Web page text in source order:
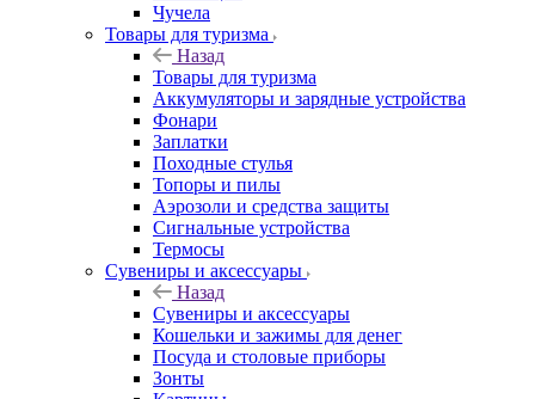
Чучела
Товары для туризма
Назад
Товары для туризма
Аккумуляторы и зарядные устройства
Фонари
Заплатки
Походные стулья
Топоры и пилы
Аэрозоли и средства защиты
Сигнальные устройства
Термосы
Сувениры и аксессуары
Назад
Сувениры и аксессуары
Кошельки и зажимы для денег
Посуда и столовые приборы
Зонты